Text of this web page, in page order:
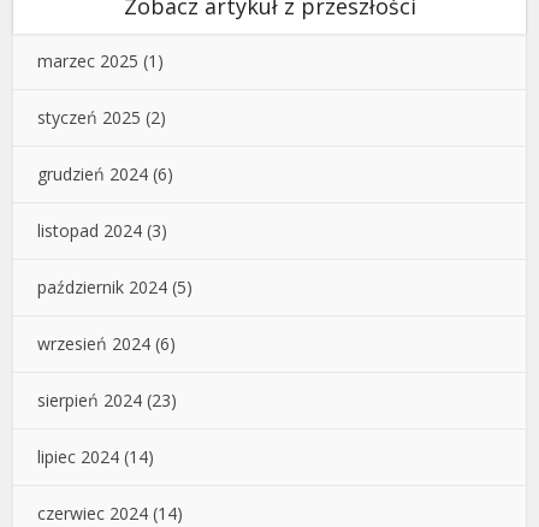
Zobacz artykuł z przeszłości
marzec 2025 (1)
styczeń 2025 (2)
grudzień 2024 (6)
listopad 2024 (3)
październik 2024 (5)
wrzesień 2024 (6)
sierpień 2024 (23)
lipiec 2024 (14)
czerwiec 2024 (14)